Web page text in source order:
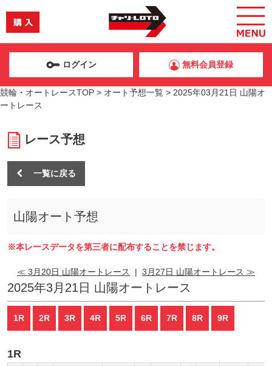
ログイン 無料会員登録
競輪・オートレースTOP > オート予想一覧 > 2025年03月21日 山陽オ
ートレース
レース予想
一覧に戻る
山陽オート予想
※本レースデータを第三者に配布することを禁じます。
≪ 3月20日 山陽オートレース | 3月27日 山陽オートレース ≫
2025年3月21日 山陽オートレース
1R 2R 3R 4R 5R 6R 7R 8R 9R
1R